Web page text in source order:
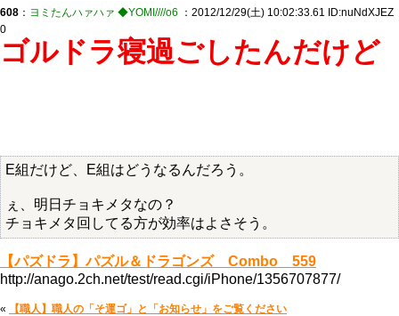
608 ： ヨミたんハァハァ ◆YOMI////o6
：2012/12/29(土) 10:02:33.61 ID:nuNdXJEZ
0
ゴルドラ寝過ごしたんだけど
E組だけど、E組はどうなるんだろう。
ぇ、明日チョキメタなの？
チョキメタ回してる方が効率はよさそう。
【パズドラ】パズル＆ドラゴンズ Combo 559
http://anago.2ch.net/test/read.cgi/iPhone/1356707877/
« 【職人】職人の「そ運ゴ」と「お知らせ」をご覧ください